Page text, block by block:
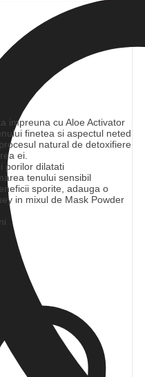
impreuna cu Aloe Activator
finetea si aspectul neted
natural de detoxifiere
ei.
porilor dilatati
tenului sensibil
sporite, adauga o
in mixul de Mask Powder